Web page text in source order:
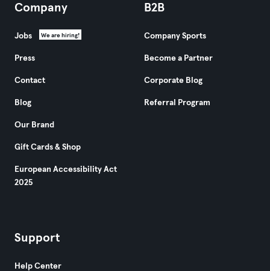
Company
Jobs We are hiring!
Press
Contact
Blog
Our Brand
Gift Cards & Shop
European Accessibility Act
2025
B2B
Company Sports
Become a Partner
Corporate Blog
Referral Program
Support
Help Center